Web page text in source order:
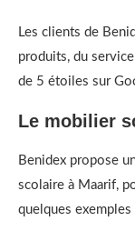
Les clients de
produits, du
de 5 étoiles sur
Le mobilier
Benidex propose
scolaire à Maarif,
quelques exemples